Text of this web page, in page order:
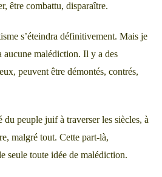
être combattu, disparaître.
s’éteindra définitivement. Mais je
aucune malédiction. Il y a des
peuvent être démontés, contrés,
peuple juif à traverser les siècles, à
malgré tout. Cette part-là,
seule toute idée de malédiction.